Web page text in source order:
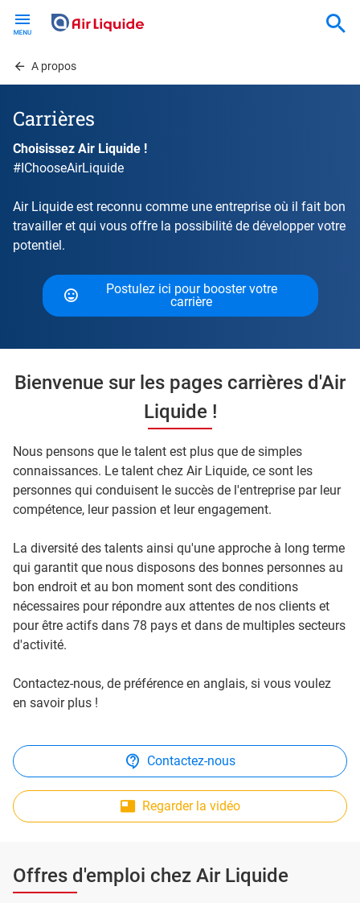
contentA propos
Carrières
Choisissez Air Liquide !
#IChooseAirLiquide
Air Liquide est reconnu comme une entreprise où il fait bon
travailler et qui vous offre la possibilité de développer votre
potentiel.
Postulez ici pour booster votre
carrière
Bienvenue sur les pages carrières d'Air
Liquide !
Nous pensons que le talent est plus que de simples
connaissances. Le talent chez Air Liquide, ce sont les
personnes qui conduisent le succès de l'entreprise par leur
compétence, leur passion et leur engagement.
La diversité des talents ainsi qu'une approche à long terme
qui garantit que nous disposons des bonnes personnes au
bon endroit et au bon moment sont des conditions
nécessaires pour répondre aux attentes de nos clients et
pour être actifs dans 78 pays et dans de multiples secteurs
d'activité.
Contactez-nous, de préférence en anglais, si vous voulez
en savoir plus !
Contactez-nous
Regarder la vidéo
Offres d'emploi chez Air Liquide